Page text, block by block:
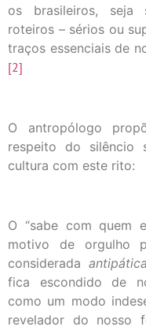
os brasileiros, seja
roteiros – sérios ou
traços essenciais de
[2]
O antropólogo
respeito do silêncio
cultura com este rito:
O “sabe com quem
motivo de orgulho
consideradaantipática
fica escondido de
como um modo
revelador do nosso